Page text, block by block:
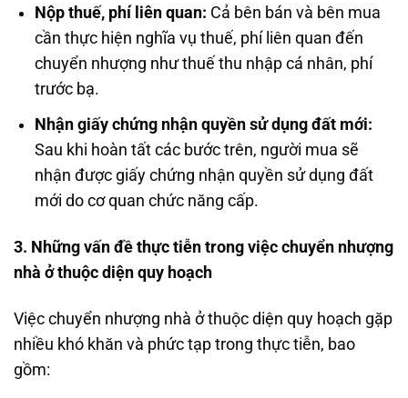
Nộp thuế, phí liên quan: Cả bên bán và bên mua
cần thực hiện nghĩa vụ thuế, phí liên quan đến
chuyển nhượng như thuế thu nhập cá nhân, phí
trước bạ.
Nhận giấy chứng nhận quyền sử dụng đất mới:
Sau khi hoàn tất các bước trên, người mua sẽ
nhận được giấy chứng nhận quyền sử dụng đất
mới do cơ quan chức năng cấp.
3. Những vấn đề thực tiễn trong việc chuyển nhượng
nhà ở thuộc diện quy hoạch
Việc chuyển nhượng nhà ở thuộc diện quy hoạch gặp
nhiều khó khăn và phức tạp trong thực tiễn, bao
gồm: